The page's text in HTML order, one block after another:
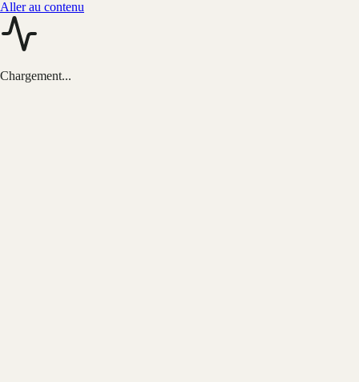
Aller au contenu
Chargement...